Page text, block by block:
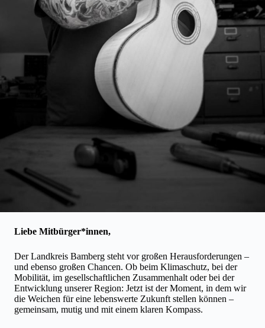
Liebe Mitbürger*innen,
Der Landkreis Bamberg steht vor großen Herausforderungen –
und ebenso großen Chancen. Ob beim Klimaschutz, bei der
Mobilität, im gesellschaftlichen Zusammenhalt oder bei der
Entwicklung unserer Region: Jetzt ist der Moment, in dem wir
die Weichen für eine lebenswerte Zukunft stellen können –
gemeinsam, mutig und mit einem klaren Kompass.